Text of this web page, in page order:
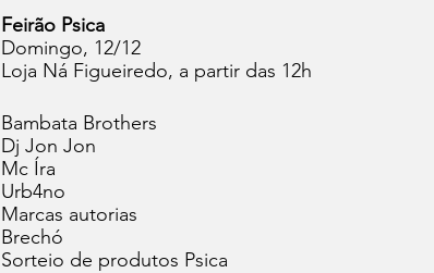
Feirão Psica
Domingo, 12/12
Loja Ná Figueiredo, a partir das 12h
Bambata Brothers
Dj Jon Jon
Mc Íra
Urb4no
Marcas autorias
Brechó
Sorteio de produtos Psica